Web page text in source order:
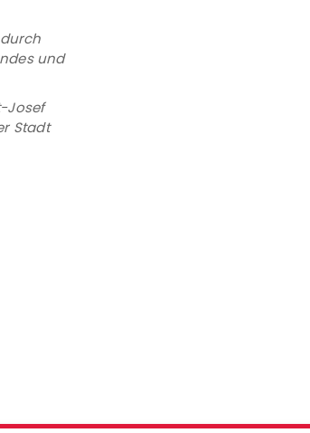
und
Josef
Stadt